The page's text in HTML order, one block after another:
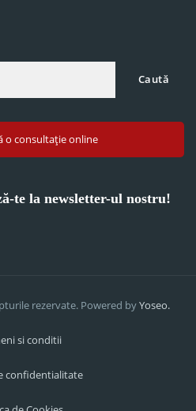
Caută
o consultație online
te la newsletter-ul nostru!
rezervate. Powered byYoseo.
si conditii
confidentialitate